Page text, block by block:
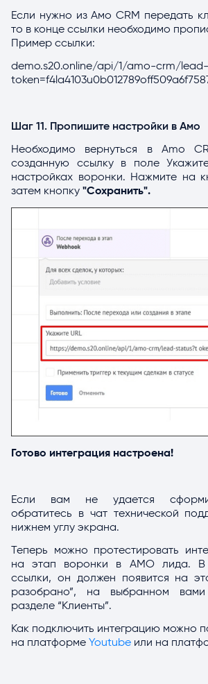
Если нужно из Aмо CRM передать
то в конце ссылки необходимо
Пример ссылки:
demo.s20.online/api/1/amo-crm/
Шаг 11. Пропишите настройки в Амо
Необходимо вернуться в Amo
созданную ссылку в поле
настройках воронки. Нажмите на
затем кнопку "Сохранить".
Готово интеграция настроена!
Если вам не удается
обратитесь в чат технической
нижнем углу экрана.
Теперь можно протестировать
на этап воронки в AMO лида. В
ссылки, он должен появится на
разобрано”, на выбранном
разделе “Клиенты”.
Как подключить интеграцию можно
на платформе Youtube или на